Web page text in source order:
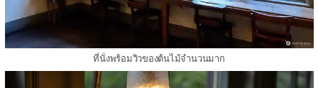
ที่นั่งพร้อมวิวของต้นไม้จำนวนมาก